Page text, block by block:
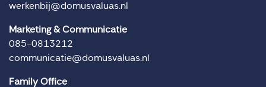
werkenbij@domusvaluas.nl
Marketing & Communicatie
085-0813212
communicatie@domusvaluas.nl
Family Office